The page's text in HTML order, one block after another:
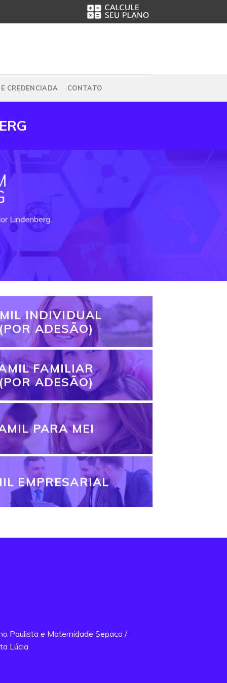
CREDENCIADA CONTATO
Lindenberg.
INDIVIDUAL
ADESÃO)
FAMILIAR
ADESÃO)
PARA MEI
EMPRESARIAL
Paulista e Maternidade Sepaco /
Lúcia